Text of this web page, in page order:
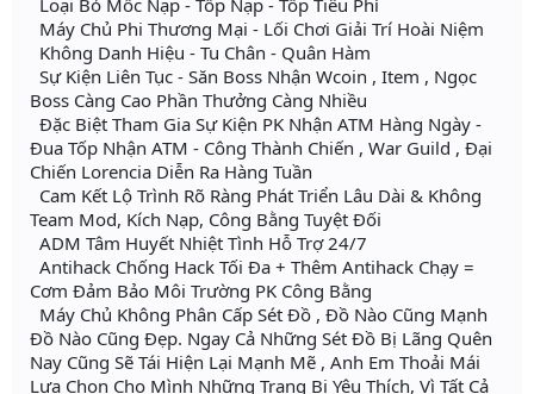
Loại Bỏ Mốc Nạp - Tốp Nạp - Tốp Tiêu Phí
Máy Chủ Phi Thương Mại - Lối Chơi Giải Trí Hoài Niệm
Không Danh Hiệu - Tu Chân - Quân Hàm
Sự Kiện Liên Tục - Săn Boss Nhận Wcoin , Item , Ngọc
Boss Càng Cao Phần Thưởng Càng Nhiều
Đặc Biệt Tham Gia Sự Kiện PK Nhận ATM Hàng Ngày -
Đua Tốp Nhận ATM - Công Thành Chiến , War Guild , Đại
Chiến Lorencia Diễn Ra Hàng Tuần
Cam Kết Lộ Trình Rõ Ràng Phát Triển Lâu Dài & Không
Team Mod, Kích Nạp, Công Bằng Tuyệt Đối
ADM Tâm Huyết Nhiệt Tình Hỗ Trợ 24/7
Antihack Chống Hack Tối Đa + Thêm Antihack Chạy =
Cơm Đảm Bảo Môi Trường PK Công Bằng
Máy Chủ Không Phân Cấp Sét Đồ , Đồ Nào Cũng Mạnh
Đồ Nào Cũng Đẹp. Ngay Cả Những Sét Đồ Bị Lãng Quên
Nay Cũng Sẽ Tái Hiện Lại Mạnh Mẽ , Anh Em Thoải Mái
Lựa Chọn Cho Mình Những Trang Bị Yêu Thích, Vì Tất Cả